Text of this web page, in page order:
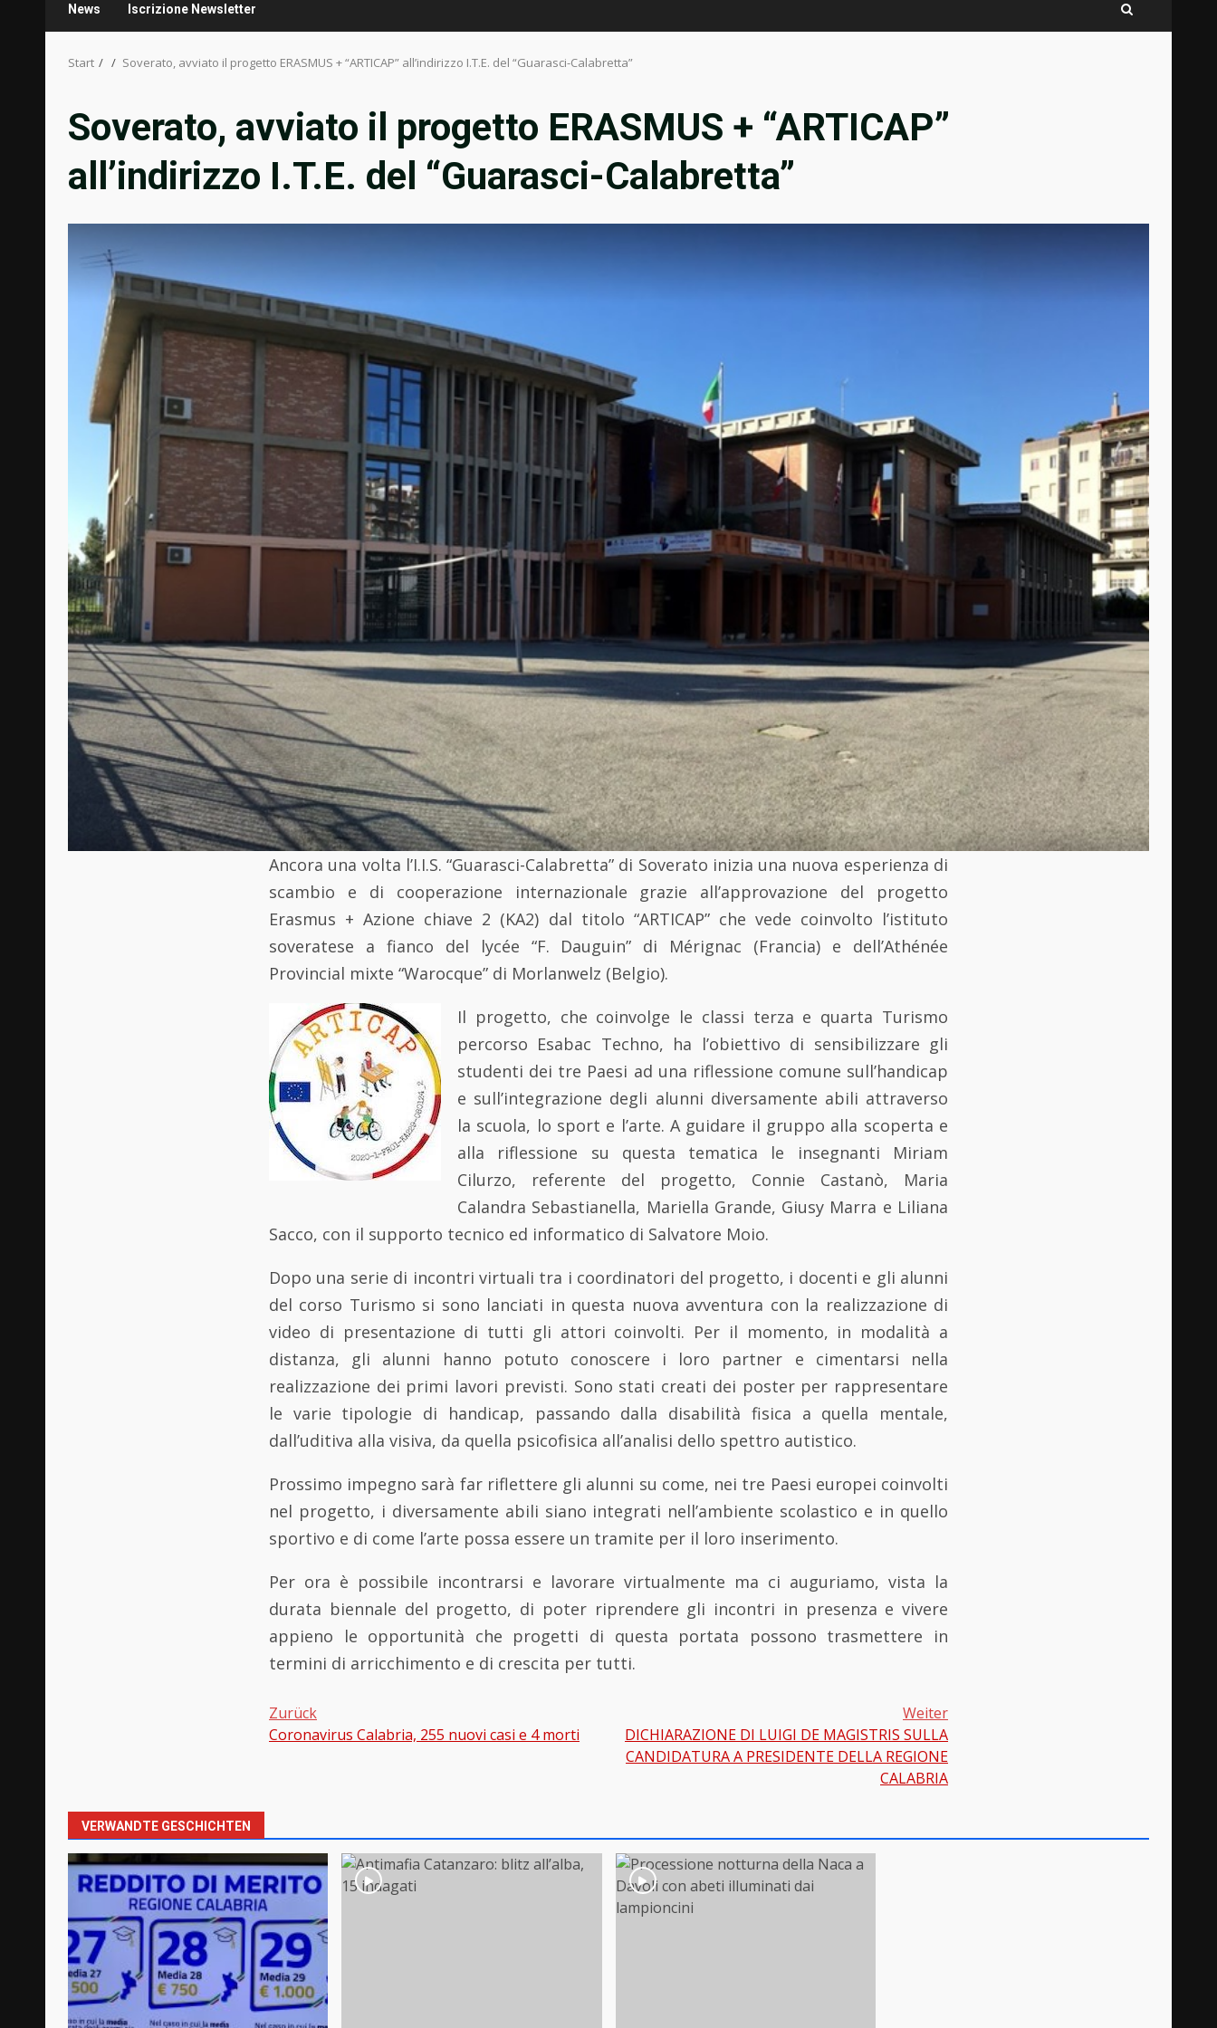
News Iscrizione Newsletter
Start Soverato, avviato il progetto ERASMUS + “ARTICAP” all’indirizzo I.T.E. del “Guarasci-Calabretta”
Soverato, avviato il progetto ERASMUS + “ARTICAP”
all’indirizzo I.T.E. del “Guarasci-Calabretta”
Ancora una volta l’I.I.S. “Guarasci-Calabretta” di Soverato inizia una nuova esperienza di
scambio e di cooperazione internazionale grazie all’approvazione del progetto
Erasmus + Azione chiave 2 (KA2) dal titolo “ARTICAP” che vede coinvolto l’istituto
soveratese a fianco del lycée “F. Dauguin” di Mérignac (Francia) e dell’Athénée
Provincial mixte “Warocque” di Morlanwelz (Belgio).
Il progetto, che coinvolge le classi terza e quarta Turismo
percorso Esabac Techno, ha l’obiettivo di sensibilizzare gli
studenti dei tre Paesi ad una riflessione comune sull’handicap
e sull’integrazione degli alunni diversamente abili attraverso
la scuola, lo sport e l’arte. A guidare il gruppo alla scoperta e
alla riflessione su questa tematica le insegnanti Miriam
Cilurzo, referente del progetto, Connie Castanò, Maria
Calandra Sebastianella, Mariella Grande, Giusy Marra e Liliana
Sacco, con il supporto tecnico ed informatico di Salvatore Moio.
Dopo una serie di incontri virtuali tra i coordinatori del progetto, i docenti e gli alunni
del corso Turismo si sono lanciati in questa nuova avventura con la realizzazione di
video di presentazione di tutti gli attori coinvolti. Per il momento, in modalità a
distanza, gli alunni hanno potuto conoscere i loro partner e cimentarsi nella
realizzazione dei primi lavori previsti. Sono stati creati dei poster per rappresentare
le varie tipologie di handicap, passando dalla disabilità fisica a quella mentale,
dall’uditiva alla visiva, da quella psicofisica all’analisi dello spettro autistico.
Prossimo impegno sarà far riflettere gli alunni su come, nei tre Paesi europei coinvolti
nel progetto, i diversamente abili siano integrati nell’ambiente scolastico e in quello
sportivo e di come l’arte possa essere un tramite per il loro inserimento.
Per ora è possibile incontrarsi e lavorare virtualmente ma ci auguriamo, vista la
durata biennale del progetto, di poter riprendere gli incontri in presenza e vivere
appieno le opportunità che progetti di questa portata possono trasmettere in
termini di arricchimento e di crescita per tutti.
Beitragsnavigation
Zurück
Coronavirus Calabria, 255 nuovi casi e 4 morti
Weiter
DICHIARAZIONE DI LUIGI DE MAGISTRIS SULLA
CANDIDATURA A PRESIDENTE DELLA REGIONE
CALABRIA
VERWANDTE GESCHICHTEN